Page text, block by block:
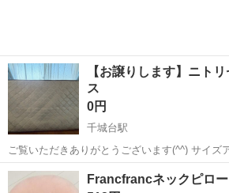
【お譲りします】ニト
ス
0円
千城台駅
ご覧いただきありがとうございます(^^) サイズ
くなったためお譲りします。 使用感があるた
お願いします。 角1箇所にシミが少しあります
千葉 千葉市 寝具
Francfrancネックピロー